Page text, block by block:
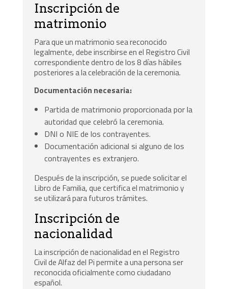
Inscripción de
matrimonio
Para que un matrimonio sea reconocido
legalmente, debe inscribirse en el Registro Civil
correspondiente dentro de los 8 días hábiles
posteriores a la celebración de la ceremonia.
Documentación necesaria:
Partida de matrimonio proporcionada por la
autoridad que celebró la ceremonia.
DNI o NIE de los contrayentes.
Documentación adicional si alguno de los
contrayentes es extranjero.
Después de la inscripción, se puede solicitar el
Libro de Familia, que certifica el matrimonio y
se utilizará para futuros trámites.
Inscripción de
nacionalidad
La inscripción de nacionalidad en el Registro
Civil de Alfaz del Pi permite a una persona ser
reconocida oficialmente como ciudadano
español.